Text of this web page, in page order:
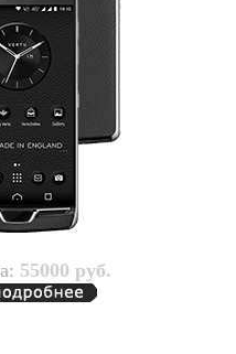
55000 руб.